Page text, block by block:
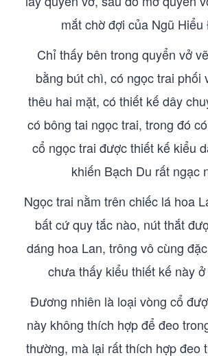
mắt chờ đợi của Ngũ
Chỉ thấy bên trong quyển vở
bằng bút chì, có ngọc trai phối
thêu hai mặt, có thiết kế dây
có bông tai ngọc trai, trong đó
cổ ngọc trai được thiết kế kiểu
khiến Bạch Du rất ngạc
Ngọc trai nằm trên chiếc lá hoa
bất cứ quy tắc nào, nút thắt
dáng hoa Lan, trông vô cùng
chưa thấy kiểu thiết kế này
Đương nhiên là loại vòng cổ
này không thích hợp để đeo
thường, mà lại rất thích hợp đeo